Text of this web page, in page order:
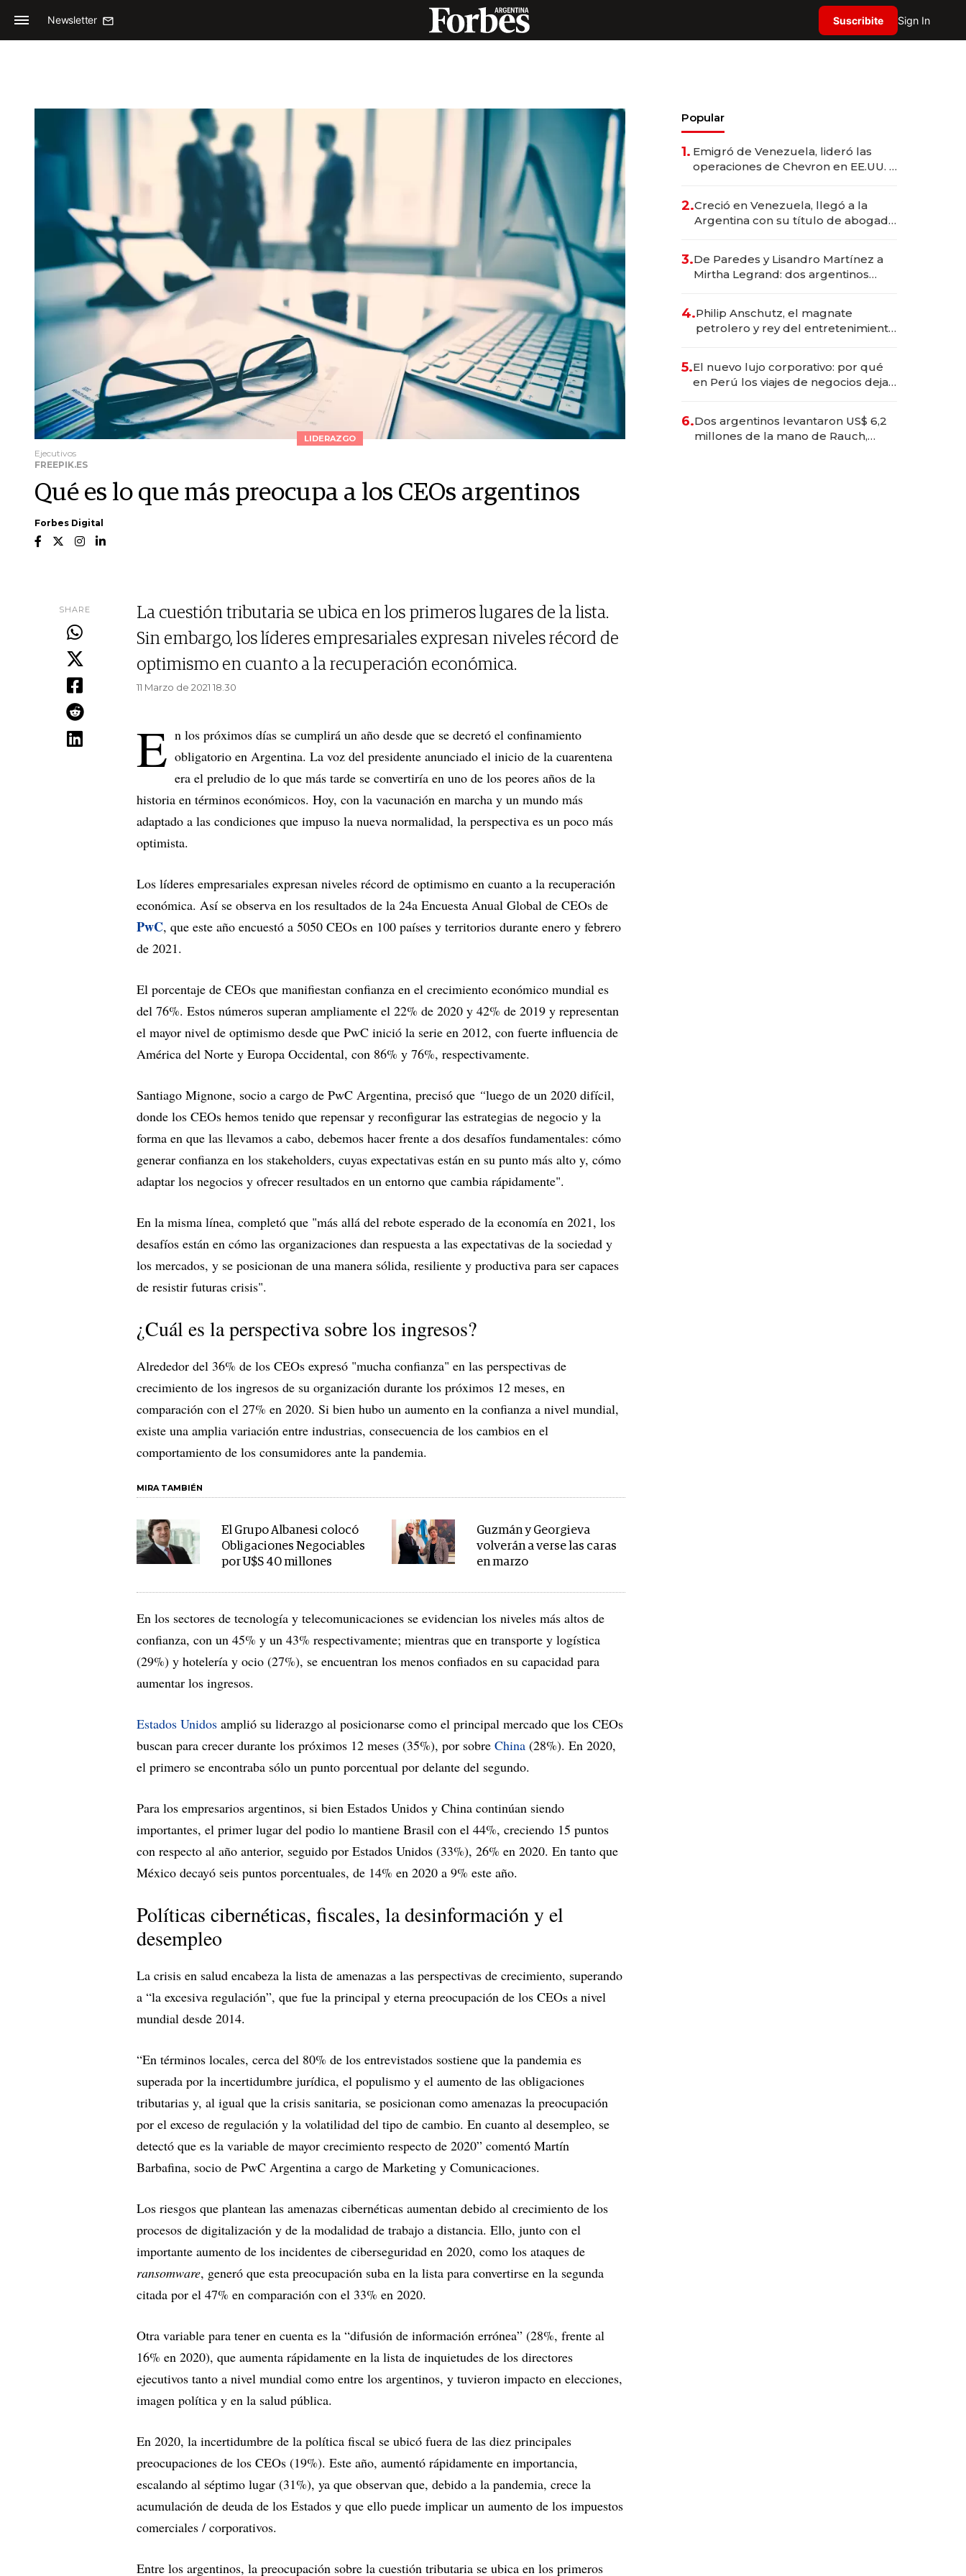
Newsletter Suscribite Sign In
LIDERAZGO
Ejecutivos
FREEPIK.ES
Qué es lo que más preocupa a los CEOs argentinos
Forbes Digital
SHARE
La cuestión tributaria se ubica en los primeros lugares de la lista.
Sin embargo, los líderes empresariales expresan niveles récord de
optimismo en cuanto a la recuperación económica.
11 Marzo de 2021 18.30
E n los próximos días se cumplirá un año desde que se decretó el confinamiento
obligatorio en Argentina. La voz del presidente anunciado el inicio de la cuarentena
era el preludio de lo que más tarde se convertiría en uno de los peores años de la
historia en términos económicos. Hoy, con la vacunación en marcha y un mundo más
adaptado a las condiciones que impuso la nueva normalidad, la perspectiva es un poco más
optimista.
Los líderes empresariales expresan niveles récord de optimismo en cuanto a la recuperación
económica. Así se observa en los resultados de la 24a Encuesta Anual Global de CEOs de
PwC, que este año encuestó a 5050 CEOs en 100 países y territorios durante enero y febrero
de 2021.
El porcentaje de CEOs que manifiestan confianza en el crecimiento económico mundial es
del 76%. Estos números superan ampliamente el 22% de 2020 y 42% de 2019 y representan
el mayor nivel de optimismo desde que PwC inició la serie en 2012, con fuerte influencia de
América del Norte y Europa Occidental, con 86% y 76%, respectivamente.
Santiago Mignone, socio a cargo de PwC Argentina, precisó que “luego de un 2020 difícil,
donde los CEOs hemos tenido que repensar y reconfigurar las estrategias de negocio y la
forma en que las llevamos a cabo, debemos hacer frente a dos desafíos fundamentales: cómo
generar confianza en los stakeholders, cuyas expectativas están en su punto más alto y, cómo
adaptar los negocios y ofrecer resultados en un entorno que cambia rápidamente".
En la misma línea, completó que "más allá del rebote esperado de la economía en 2021, los
desafíos están en cómo las organizaciones dan respuesta a las expectativas de la sociedad y
los mercados, y se posicionan de una manera sólida, resiliente y productiva para ser capaces
de resistir futuras crisis".
¿Cuál es la perspectiva sobre los ingresos?
Alrededor del 36% de los CEOs expresó "mucha confianza" en las perspectivas de
crecimiento de los ingresos de su organización durante los próximos 12 meses, en
comparación con el 27% en 2020. Si bien hubo un aumento en la confianza a nivel mundial,
existe una amplia variación entre industrias, consecuencia de los cambios en el
comportamiento de los consumidores ante la pandemia.
MIRA TAMBIÉN
El Grupo Albanesi colocó
Obligaciones Negociables
por U$S 40 millones
Guzmán y Georgieva
volverán a verse las caras
en marzo
En los sectores de tecnología y telecomunicaciones se evidencian los niveles más altos de
confianza, con un 45% y un 43% respectivamente; mientras que en transporte y logística
(29%) y hotelería y ocio (27%), se encuentran los menos confiados en su capacidad para
aumentar los ingresos.
Estados Unidos amplió su liderazgo al posicionarse como el principal mercado que los CEOs
buscan para crecer durante los próximos 12 meses (35%), por sobre China (28%). En 2020,
el primero se encontraba sólo un punto porcentual por delante del segundo.
Para los empresarios argentinos, si bien Estados Unidos y China continúan siendo
importantes, el primer lugar del podio lo mantiene Brasil con el 44%, creciendo 15 puntos
con respecto al año anterior, seguido por Estados Unidos (33%), 26% en 2020. En tanto que
México decayó seis puntos porcentuales, de 14% en 2020 a 9% este año.
Políticas cibernéticas, fiscales, la desinformación y el
desempleo
La crisis en salud encabeza la lista de amenazas a las perspectivas de crecimiento, superando
a “la excesiva regulación”, que fue la principal y eterna preocupación de los CEOs a nivel
mundial desde 2014.
“En términos locales, cerca del 80% de los entrevistados sostiene que la pandemia es
superada por la incertidumbre jurídica, el populismo y el aumento de las obligaciones
tributarias y, al igual que la crisis sanitaria, se posicionan como amenazas la preocupación
por el exceso de regulación y la volatilidad del tipo de cambio. En cuanto al desempleo, se
detectó que es la variable de mayor crecimiento respecto de 2020” comentó Martín
Barbafina, socio de PwC Argentina a cargo de Marketing y Comunicaciones.
Los riesgos que plantean las amenazas cibernéticas aumentan debido al crecimiento de los
procesos de digitalización y de la modalidad de trabajo a distancia. Ello, junto con el
importante aumento de los incidentes de ciberseguridad en 2020, como los ataques de
ransomware, generó que esta preocupación suba en la lista para convertirse en la segunda
citada por el 47% en comparación con el 33% en 2020.
Otra variable para tener en cuenta es la “difusión de información errónea” (28%, frente al
16% en 2020), que aumenta rápidamente en la lista de inquietudes de los directores
ejecutivos tanto a nivel mundial como entre los argentinos, y tuvieron impacto en elecciones,
imagen política y en la salud pública.
En 2020, la incertidumbre de la política fiscal se ubicó fuera de las diez principales
preocupaciones de los CEOs (19%). Este año, aumentó rápidamente en importancia,
escalando al séptimo lugar (31%), ya que observan que, debido a la pandemia, crece la
acumulación de deuda de los Estados y que ello puede implicar un aumento de los impuestos
comerciales / corporativos.
Entre los argentinos, la preocupación sobre la cuestión tributaria se ubica en los primeros
Popular
1. Emigró de Venezuela, lideró las
operaciones de Chevron en EE.UU. y
2.Creció en Venezuela, llegó a la
Argentina con su título de abogado
marcas "fast premium"
3.De Paredes y Lisandro Martínez a
Mirtha Legrand: dos argentinos
4.Philip Anschutz, el magnate
petrolero y rey del entretenimiento
5.El nuevo lujo corporativo: por qué
en Perú los viajes de negocios dejan
en experiencias transformadoras
6.Dos argentinos levantaron US$ 6,2
millones de la mano de Rauch,